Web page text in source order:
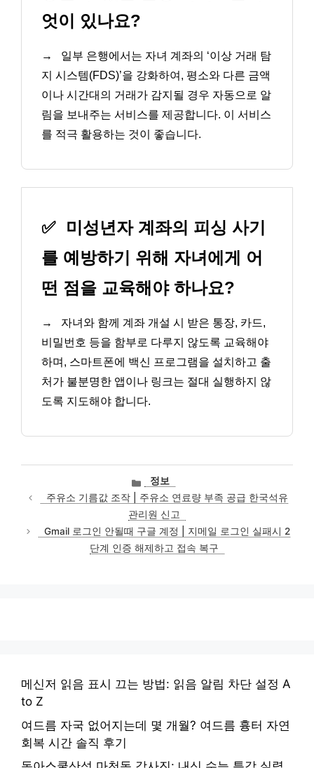
엇이 있나요?
→
일부 은행에서는 자녀 계좌의 ‘이상 거래 탐
지 시스템(FDS)’을 강화하여, 평소와 다른 금액
이나 시간대의 거래가 감지될 경우 자동으로 알
림을 보내주는 서비스를 제공합니다. 이 서비스
를 적극 활용하는 것이 좋습니다.
✅
미성년자 계좌의 피싱 사기
를 예방하기 위해 자녀에게 어
떤 점을 교육해야 하나요?
→
자녀와 함께 계좌 개설 시 받은 통장, 카드,
비밀번호 등을 함부로 다루지 않도록 교육해야
하며, 스마트폰에 백신 프로그램을 설치하고 출
처가 불분명한 앱이나 링크는 절대 실행하지 않
도록 지도해야 합니다.
카
테
고
리
정보
주유소 기름값 조작 | 주유소 연료량 부족 공급 한국석유
관리원 신고
Gmail 로그인 안될때 구글 계정 | 지메일 로그인 실패시 2
단계 인증 해제하고 접속 복구
메신저 읽음 표시 끄는 방법: 읽음 알림 차단 설정 A
to Z
여드름 자국 없어지는데 몇 개월? 여드름 흉터 자연
회복 시간 솔직 후기